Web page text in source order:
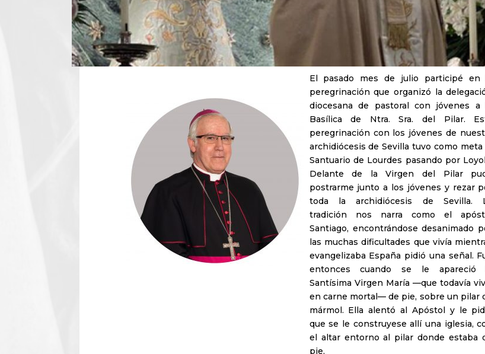
El pasado mes de julio participé en
peregrinación que organizó la
diocesana de pastoral con jóvenes a
Basílica de Ntra. Sra. del Pilar.
peregrinación con los jóvenes de
archidiócesis de Sevilla tuvo como meta
Santuario de Lourdes pasando por
Delante de la Virgen del Pilar
postrarme junto a los jóvenes y rezar
toda la archidiócesis de Sevilla.
tradición nos narra como el
Santiago, encontrándose desanimado
las muchas dificultades que vivía
evangelizaba España pidió una señal.
entonces cuando se le apareció
Santísima Virgen María —que todavía
en carne mortal— de pie, sobre un pilar
mármol. Ella alentó al Apóstol y le
que se le construyese allí una iglesia,
el altar entorno al pilar donde estaba
pie,